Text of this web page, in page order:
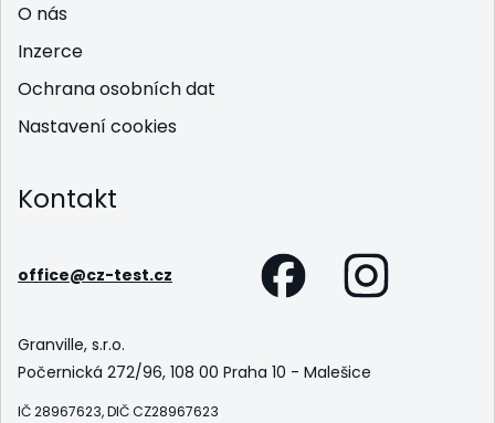
O nás
Inzerce
Ochrana osobních dat
Nastavení cookies
Kontakt
office@cz-test.cz
Granville, s.r.o.
Počernická 272/96, 108 00 Praha 10 - Malešice
IČ 28967623, DIČ CZ28967623